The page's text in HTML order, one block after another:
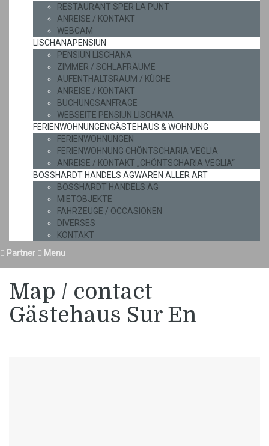
RESTAURANT SPER LA PUNT
ANREISE / KONTAKT
WEBCAM
LISCHANAPENSIUN
PENSIUN LISCHANA
ZIMMER / SCHLAFRÄUME
AUFENTHALTSRAUM / KÜCHE
ANREISE / KONTAKT
BUCHUNGSANFRAGE
WEBSEITE PENSIUN LISCHANA
FERIENWOHNUNGENGÄSTEHAUS & WOHNUNG
FERIENWOHNUNGEN
FERIENWOHNUNG CHÖNTSCHARIA VEGLIA
ANREISE / KONTAKT „CHÖNTSCHARIA VEGLIA“
BOSSHARDT HANDELS AGWAREN ALLER ART
BOSSHARDT HANDELS AG
MIETOBJEKTE
FAHRZEUGE / OCCASIONEN
DIVERSES
KONTAKT
Partner
Menu
Map / contact
Gästehaus Sur En